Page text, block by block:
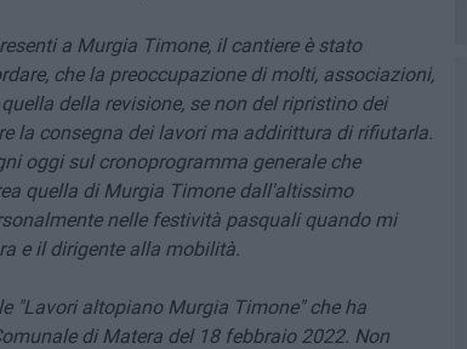
a Murgia Timone, il cantiere è stato
che la preoccupazione di molti, associazioni,
della revisione, se non del ripristino dei
la consegna dei lavori ma addirittura di rifiutarla.
oggi sul cronoprogramma generale che
quella di Murgia Timone dall'altissimo
nelle festività pasquali quando mi
e il dirigente alla mobilità.
"Lavori altopiano Murgia Timone" che ha
di Matera del 18 febbraio 2022. Non